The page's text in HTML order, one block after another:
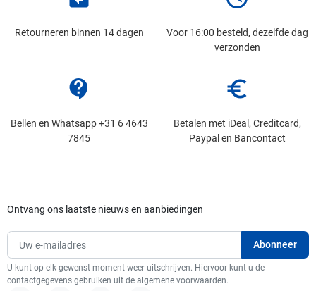
Retourneren binnen 14 dagen
Voor 16:00 besteld, dezelfde dag
verzonden
contact_support
Bellen en Whatsapp +31 6 4643
7845
euro_symbol
Betalen met iDeal, Creditcard,
Paypal en Bancontact
Ontvang ons laatste nieuws en aanbiedingen
U kunt op elk gewenst moment weer uitschrijven. Hiervoor kunt u de
contactgegevens gebruiken uit de algemene voorwaarden.